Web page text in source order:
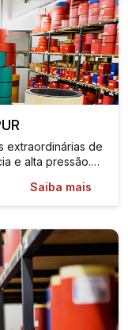
extraordinárias de
e alta pressão.…
Saiba mais